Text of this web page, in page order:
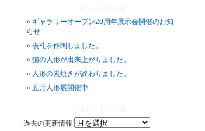
ギャラリーオープン20周年展示会開催のお知
らせ
表札を作陶しました。
猫の人形が出来上がりました。
人形の素焼きが終わりました。
五月人形展開催中
過去の更新情報